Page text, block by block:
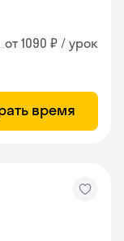
от 1090 ₽ / урок
время